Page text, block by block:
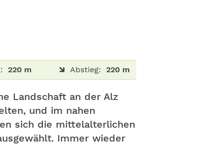
220 m Abstieg: 220 m
Landschaft an der Alz
und im nahen
sich die mittelalterlichen
Immer wieder